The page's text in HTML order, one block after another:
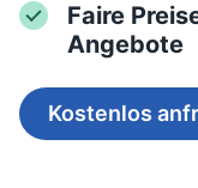
Faire
Angebote
Kostenlos